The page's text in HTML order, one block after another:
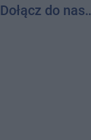
Dołącz do